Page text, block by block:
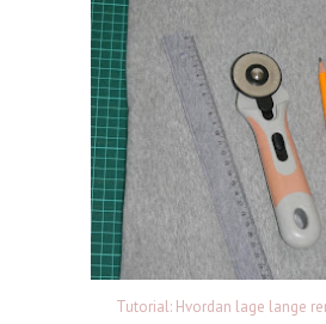
Tutorial: Hvordan lage lange